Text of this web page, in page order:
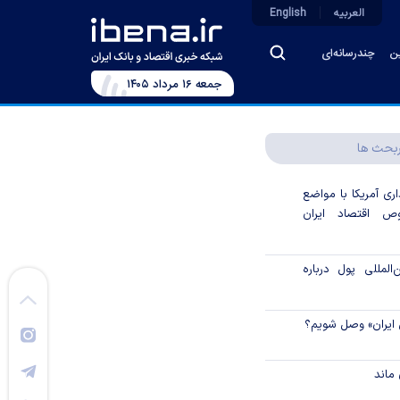
چندرسانه‌ای
العربیه English
جمعه ۱۶ مرداد ۱۴۰۵
ها
آمریکا با مواضع
اقتصاد ایران
پول درباره
وصل شویم؟